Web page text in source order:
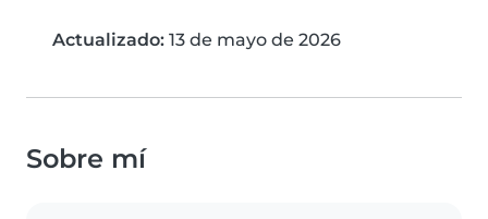
Actualizado: 13 de mayo de 2026
Sobre mí